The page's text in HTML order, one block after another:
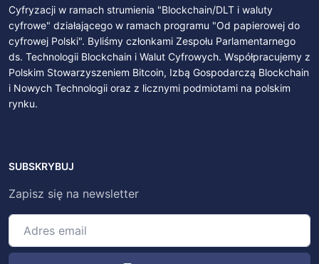
Cyfryzacji w ramach strumienia "Blockchain/DLT i waluty
cyfrowe" działającego w ramach programu "Od papierowej do
cyfrowej Polski". Byliśmy członkami Zespołu Parlamentarnego
ds. Technologii Blockchain i Walut Cyfrowych. Współpracujemy z
Polskim Stowarzyszeniem Bitcoin, Izbą Gospodarczą Blockchain
i Nowych Technologii oraz z licznymi podmiotami na polskim
rynku.
SUBSKRYBUJ
Zapisz się na newsletter